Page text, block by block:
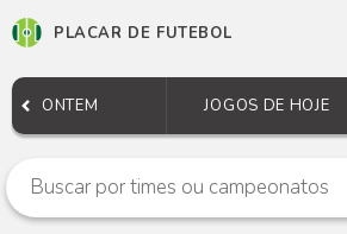
PLACAR DE FUTEBOL
ONTEM JOGOS DE HOJE